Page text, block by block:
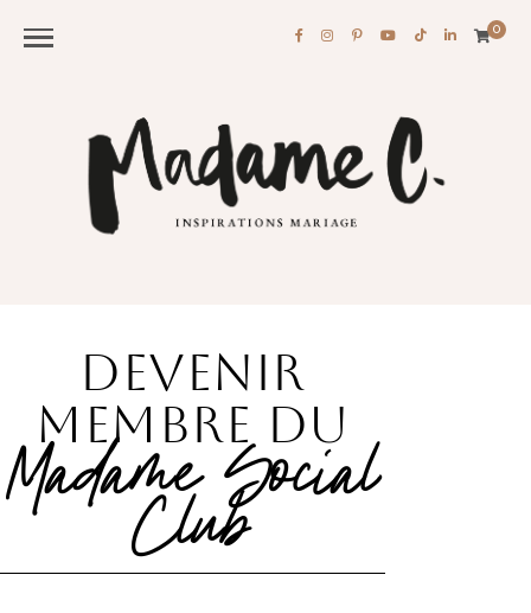
0
Devenir
Membre du
Madame Social
Club